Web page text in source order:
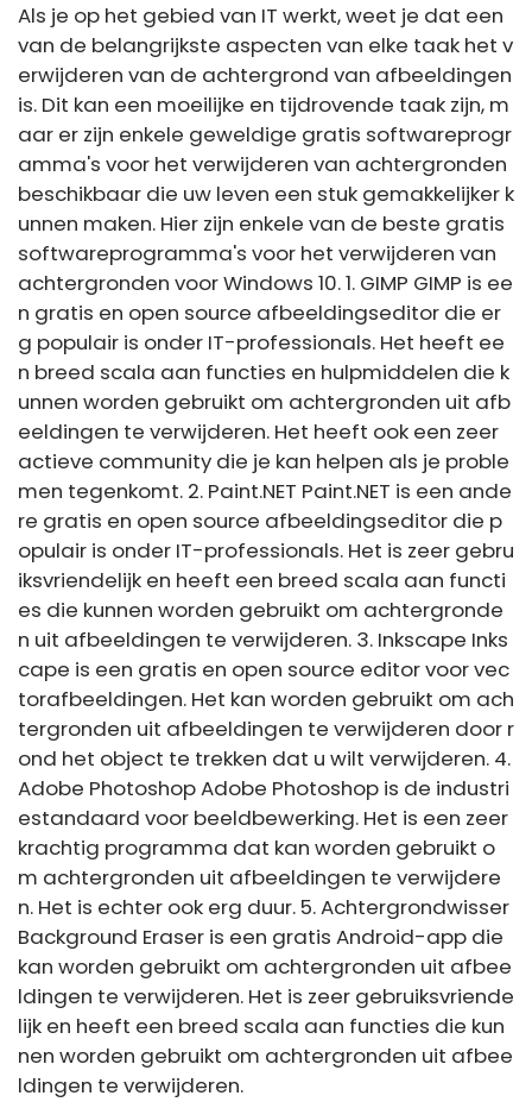
Als je op het gebied van IT werkt, weet je dat een
van de belangrijkste aspecten van elke taak het v
erwijderen van de achtergrond van afbeeldingen
is. Dit kan een moeilijke en tijdrovende taak zijn, m
aar er zijn enkele geweldige gratis softwareprogr
amma's voor het verwijderen van achtergronden
beschikbaar die uw leven een stuk gemakkelijker k
unnen maken. Hier zijn enkele van de beste gratis
softwareprogramma's voor het verwijderen van
achtergronden voor Windows 10. 1. GIMP GIMP is ee
n gratis en open source afbeeldingseditor die er
g populair is onder IT-professionals. Het heeft ee
n breed scala aan functies en hulpmiddelen die k
unnen worden gebruikt om achtergronden uit afb
eeldingen te verwijderen. Het heeft ook een zeer
actieve community die je kan helpen als je proble
men tegenkomt. 2. Paint.NET Paint.NET is een ande
re gratis en open source afbeeldingseditor die p
opulair is onder IT-professionals. Het is zeer gebru
iksvriendelijk en heeft een breed scala aan functi
es die kunnen worden gebruikt om achtergronde
n uit afbeeldingen te verwijderen. 3. Inkscape Inks
cape is een gratis en open source editor voor vec
torafbeeldingen. Het kan worden gebruikt om ach
tergronden uit afbeeldingen te verwijderen door r
ond het object te trekken dat u wilt verwijderen. 4.
Adobe Photoshop Adobe Photoshop is de industri
estandaard voor beeldbewerking. Het is een zeer
krachtig programma dat kan worden gebruikt o
m achtergronden uit afbeeldingen te verwijdere
n. Het is echter ook erg duur. 5. Achtergrondwisser
Background Eraser is een gratis Android-app die
kan worden gebruikt om achtergronden uit afbee
ldingen te verwijderen. Het is zeer gebruiksvriende
lijk en heeft een breed scala aan functies die kun
nen worden gebruikt om achtergronden uit afbee
ldingen te verwijderen.